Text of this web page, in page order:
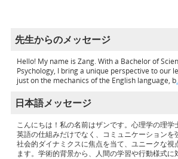
先生からのメッセージ
Hello! My name is Zang. With a Bachelor of
Psychology, I bring a unique perspective to our
just on the mechanics of the English language, b
日本語メッセージ
こんにちは！私の名前はザンです。心理学の理学
英語の仕組みだけでなく、コミュニケーションを
社会的ダイナミクスに焦点を当て、ユニークな視
ます。学術的背景から、人間の学習や行動様式に